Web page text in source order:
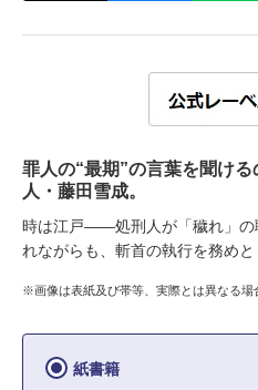
罪人の“最期”の言葉を聞け
人・藤田雪成。
時は江戸――処刑人が「穢れ」の
れながらも、斬首の執行を務めと
※画像は表紙及び帯等、実際とは異なる場
紙書籍